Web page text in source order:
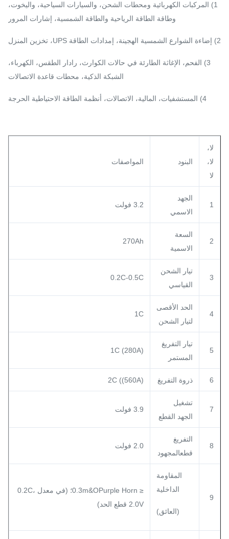
1) المركبات الكهربائية ومحطات الشحن، والسيارات السياحية، واليخوت،
وطاقة الطاقة الرياحية والطاقة الشمسية، إشارات المرور
2) إضاءة الشوارع الشمسية الهجينة، إمدادات الطاقة UPS، تخزين المنزل
3) الفحم، الإغاثة الطارئة في حالات الكوارث، رادار الطقس، الكهرباء،
الشبكة الذكية، محطات قاعدة الاتصالات
4) المستشفيات، المالية، الاتصالات، أنظمة الطاقة الاحتياطية الحرجة
لا،
لا،
لا
البنود المواصفات
1
الجهد
الاسمي
3.2 فولت
2
السعة
الاسمية
270Ah
3
تيار الشحن
القياسي
0.2C-0.5C
4
الحد الأقصى
لتيار الشحن
1C
5
تيار التفريغ
المستمر
1C (280A)
6 ذروة التفريغ 2C ((560A)
7
تشغيل
الجهد القطع
3.9 فولت
8
التفريغ
قطعالمجهود
2.0 فولت
9
المقاومة
الداخلية
(العائق)
≤ 0.3m&OPurple Horn؛ (في معدل 0.2C،
2.0V قطع الحد)